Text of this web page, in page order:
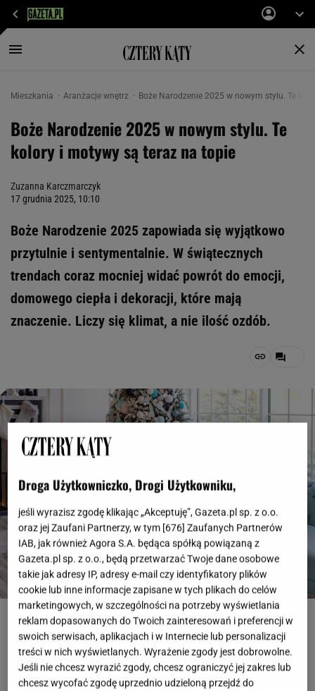
Mieszkania Aranżacje wnętrz Boże Narodzenie 2025 w nowym stylu. Te
Boże Narodzenie 2025 w nowym stylu. Te
kolory i motywy są teraz na topie
Zuzanna Karczmarczyk
17 grudnia 2025, 10:10
Boże Narodzenie 2025 zapowiada się wyjątkowo
przytulnie i sentymentalnie. W świątecznych
trendach coraz mocniej widać powrót do emocji,
domowego ciepła i dekoracji, które mają
znaczenie. Liczy się klimat, a nie ilość ozdób.
fot. pl.freepik.com, belyaevaoksana
OTWÓRZ GALERIĘ(3)
W tym sezonie odchodzimy od krzykliwych dekoracji
Droga Użytkowniczko, Drogi Użytkowniku,
jeśli wyrazisz zgodę klikając „Akceptuję”, Gazeta.pl sp. z o.o.
oraz jej Zaufani Partnerzy, w tym [676] Zaufanych Partnerów
IAB, jak również Agora S.A. będąca spółką powiązaną z
Gazeta.pl sp. z o.o., będą przetwarzać Twoje dane osobowe
takie jak adresy IP, adresy e-mail czy identyfikatory plików
cookie lub inne informacje zapisane w tych plikach do celów
marketingowych, w szczególności na potrzeby wyświetlania
reklam dopasowanych do Twoich zainteresowań i preferencji w
swoich serwisach, aplikacjach i w Internecie lub personalizacji
treści w nich wyświetlanych. Wyrażenie zgody jest dobrowolne.
Jeśli nie chcesz wyrazić zgody, chcesz ograniczyć jej zakres lub
chcesz wycofać zgodę uprzednio udzieloną przejdź do